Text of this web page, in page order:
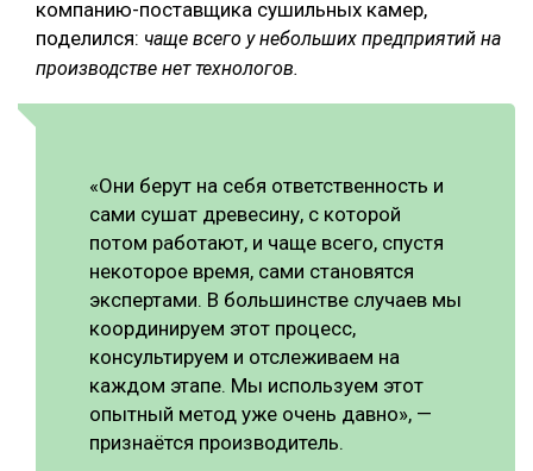
компанию-поставщика сушильных камер,
поделился: чаще всего у небольших предприятий на
производстве нет технологов.
«Они берут на себя ответственность и
сами сушат древесину, с которой
потом работают, и чаще всего, спустя
некоторое время, сами становятся
экспертами. В большинстве случаев мы
координируем этот процесс,
консультируем и отслеживаем на
каждом этапе. Мы используем этот
опытный метод уже очень давно», —
признаётся производитель.